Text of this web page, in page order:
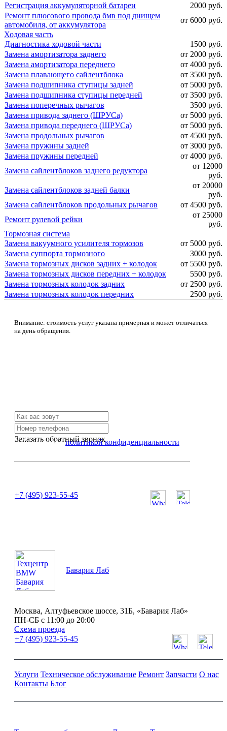
Регистрация аккумуляторной батареи
2000 руб.
Ремонт плюсового провода бмв под днищем
автомобиля, от аккумулятора
от 6000 руб.
Ходовая часть
Диагностика ходовой части
1500 руб.
Замена амортизатора заднего
от 2000 руб.
Замена амортизатора переднего
от 4000 руб.
Замена плавающего сайлентблока
от 3500 руб.
Замена подшипника ступицы задней
от 5000 руб.
Замена подшипника ступицы передней
от 3500 руб.
Замена поперечных рычагов
3500 руб.
Замена привода заднего (ШРУСа)
от 5000 руб.
Замена привода переднего (ШРУСа)
от 5000 руб.
Замена продольных рычагов
от 4500 руб.
Замена пружины задней
от 3000 руб.
Замена пружины передней
от 4000 руб.
Замена сайлентблоков заднего редуктора
от 12000
руб.
Замена сайлентблоков задней балки
от 20000
руб.
Замена сайлентблоков продольных рычагов
от 4500 руб.
Ремонт рулевой рейки
от 25000
руб.
Тормозная система
Замена вакуумного усилителя тормозов
от 5000 руб.
Замена суппорта тормозного
3000 руб.
Замена тормозных дисков задних + колодок
от 5500 руб.
Замена тормозных дисков передних + колодок
5500 руб.
Замена тормозных колодок задних
от 2500 руб.
Замена тормозных колодок передних
2500 руб.
Внимание: стоимость услуг указана примерная и может отличаться
на день обращения.
Заказать обратный звонок
Я согласен сполитикой конфиденциальности
+7 (495) 923-55-45
Бавария Лаб
Москва, Алтуфьевское шоссе, 31Б, «Бавария Лаб»
ПН-СБ с 11:00 до 20:00
Схема проезда
+7 (495) 923-55-45
Услуги Техническое обслуживание Ремонт Запчасти О нас
Контакты Блог